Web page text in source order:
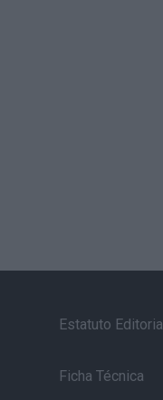
Estatuto Editorial
Ficha Técnica